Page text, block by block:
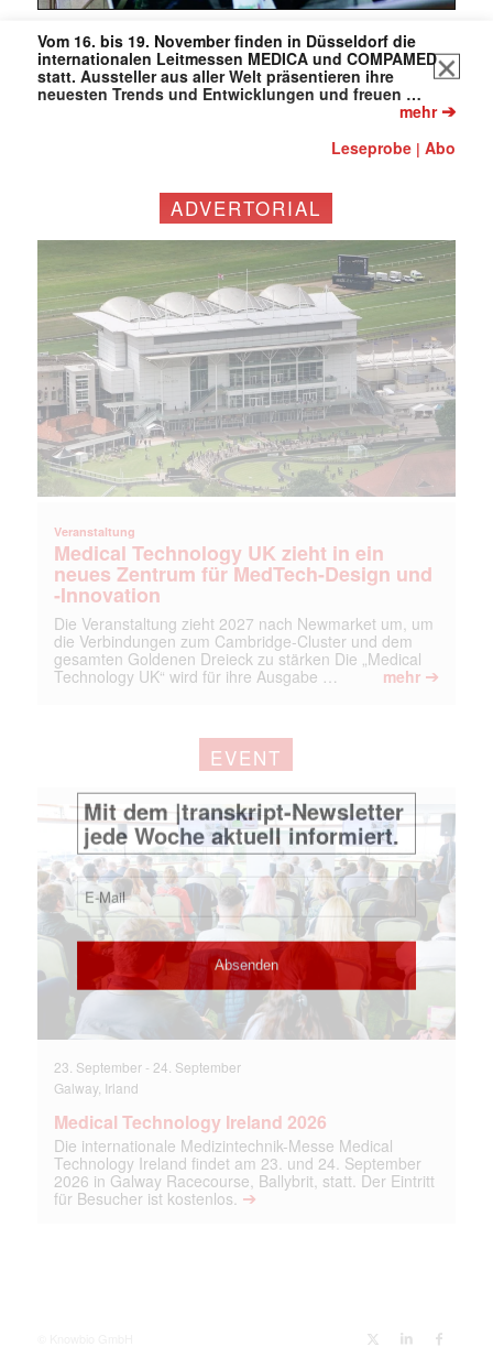
Mit dem |transkript-Newsletter
jede Woche aktuell informiert.
Mail
(erforderlich)
Vom 16. bis 19. November finden in Düsseldorf die
internationalen Leitmessen MEDICA und COMPAMED
statt. Aussteller aus aller Welt präsentieren ihre
neuesten Trends und Entwicklungen und freuen …
mehr➔
Leseprobe |Abo
ADVERTORIAL
Veranstaltung
Medical Technology UK zieht in ein
neues Zentrum für MedTech-Design und
-Innovation
Die Veranstaltung zieht 2027 nach Newmarket um, um
die Verbindungen zum Cambridge-Cluster und dem
gesamten Goldenen Dreieck zu stärken Die „Medical
Technology UK“ wird für ihre Ausgabe …
mehr ➔
EVENT
23. September- 24. September
Galway, Irland
Medical Technology Ireland 2026
Die internationale Medizintechnik-Messe Medical
Technology Ireland findet am 23. und 24. September
2026 in Galway Racecourse, Ballybrit, statt. Der Eintritt
für Besucher ist kostenlos. ➔